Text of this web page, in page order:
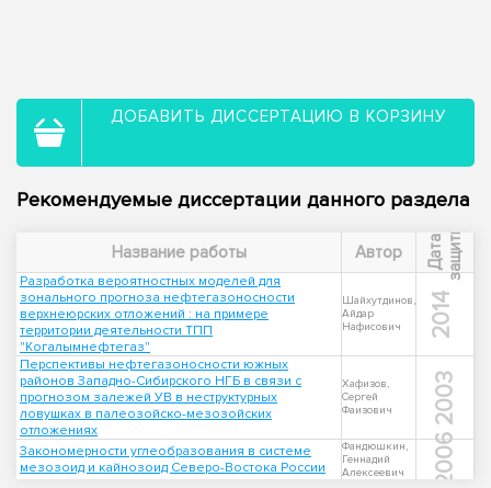
ДОБАВИТЬ ДИССЕРТАЦИЮ В КОРЗИНУ
Рекомендуемые диссертации данного раздела
Название работы Автор Д
а
т
а
з
а
щ
и
т ы
Разработка вероятностных моделей для
зонального прогноза нефтегазоносности
верхнеюрских отложений : на примере
территории деятельности ТПП
"Когалымнефтегаз"
Шайхутдинов,
Айдар
Нафисович
2014
Перспективы нефтегазоносности южных
районов Западно-Сибирского НГБ в связи с
прогнозом залежей УВ в неструктурных
ловушках в палеозойско-мезозойских
отложениях
Хафизов,
Сергей
Фаизович
2003
Закономерности углеобразования в системе
мезозоид и кайнозоид Северо-Востока России
Фандюшкин,
Геннадий
Алексеевич
2006